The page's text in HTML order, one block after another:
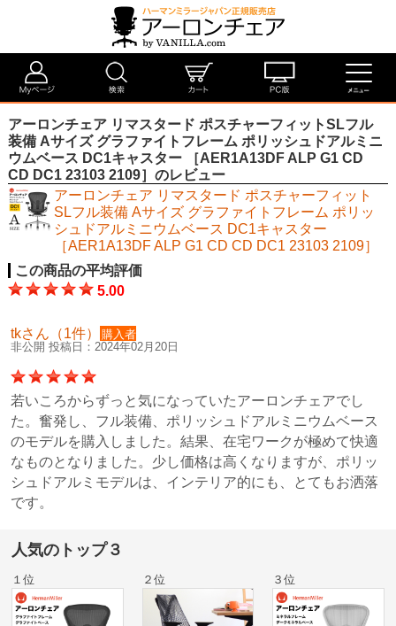
アーロンチェア リマスタード ポスチャーフィットSLフル
装備 Aサイズ グラファイトフレーム ポリッシュドアルミニ
ウムベース DC1キャスター ［AER1A13DF ALP G1 CD
CD DC1 23103 2109］のレビュー
アーロンチェア リマスタード ポスチャーフィット
SLフル装備 Aサイズ グラファイトフレーム ポリッ
シュドアルミニウムベース DC1キャスター
［AER1A13DF ALP G1 CD CD DC1 23103 2109］
この商品の平均評価
5.00
tkさん（1件）
購入者
非公開 投稿日：2024年02月20日
若いころからずっと気になっていたアーロンチェアでし
た。奮発し、フル装備、ポリッシュドアルミニウムベース
のモデルを購入しました。結果、在宅ワークが極めて快適
なものとなりました。少し価格は高くなりますが、ポリッ
シュドアルミモデルは、インテリア的にも、とてもお洒落
です。
人気のトップ３
１位 ２位 ３位